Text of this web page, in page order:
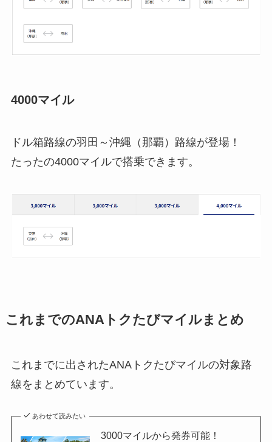
4000マイル
ドル箱路線の羽田～沖縄（那覇）路線が登場！
たったの4000マイルで搭乗できます。
これまでのANAトクたびマイルまとめ
これまでに出されたANAトクたびマイルの対象路
線をまとめています。
あわせて読みたい
3000マイルから発券可能！